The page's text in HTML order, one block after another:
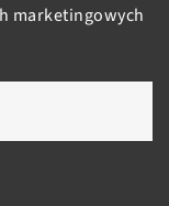
marketingowych